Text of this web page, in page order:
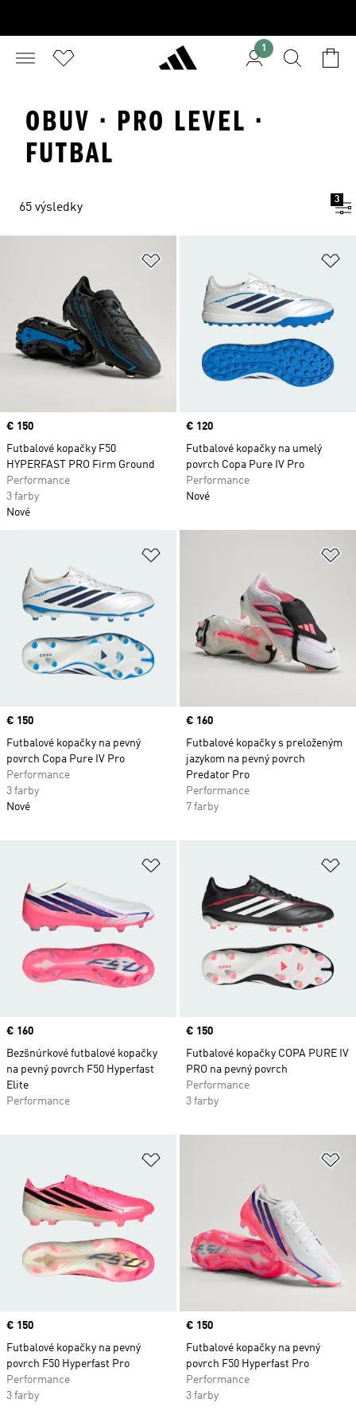
1
OBUV · PRO LEVEL ·
FUTBAL
65 výsledky
3
Pridať do zoznamu želaných
Price
€ 150
Futbalové kopačky F50
HYPERFAST PRO Firm Ground
Performance
3 farby
Nové
Price
€ 120
Futbalové kopačky na umelý
povrch Copa Pure IV Pro
Performance
Nové
Pridať do zoznamu želaných
Price
€ 150
Futbalové kopačky na pevný
povrch Copa Pure IV Pro
Performance
3 farby
Nové
Price
€ 160
Futbalové kopačky s preloženým
jazykom na pevný povrch
Predator Pro
Performance
7 farby
Pridať do zoznamu želaných
Price
€ 160
Bezšnúrkové futbalové kopačky
na pevný povrch F50 Hyperfast
Elite
Performance
Price
€ 150
Futbalové kopačky COPA PURE IV
PRO na pevný povrch
Performance
3 farby
Pridať do zoznamu želaných
Price
€ 150
Futbalové kopačky na pevný
povrch F50 Hyperfast Pro
Performance
3 farby
Price
€ 150
Futbalové kopačky na pevný
povrch F50 Hyperfast Pro
Performance
3 farby